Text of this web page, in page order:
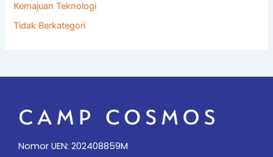
Kemajuan Teknologi
Tidak Berkategori
Nomor UEN: 202408859M